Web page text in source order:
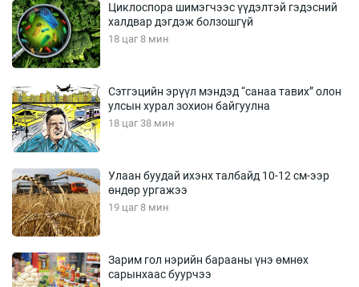
Циклоспора шимэгчээс үүдэлтэй гэдэсний
халдвар дэгдэж болзошгүй
18 цаг 8 мин
Сэтгэцийн эрүүл мэндэд “санаа тавих” олон
улсын хурал зохион байгуулна
18 цаг 38 мин
Улаан буудай ихэнх талбайд 10-12 см-ээр
өндөр ургажээ
19 цаг 8 мин
Зарим гол нэрийн барааны үнэ өмнөх
сарынхаас буурчээ